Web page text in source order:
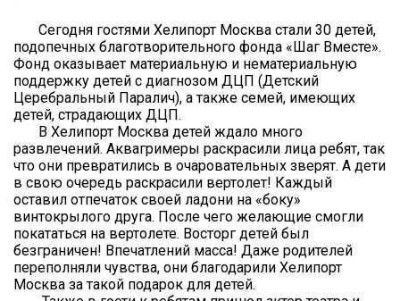
Сегодня гостями Хелипорт Москва стали 30 детей,
подопечных благотворительного фонда «Шаг Вместе».
Фонд оказывает материальную и нематериальную
поддержку детей с диагнозом ДЦП (Детский
Церебральный Паралич), а также семей, имеющих
детей, страдающих ДЦП.
В Хелипорт Москва детей ждало много
развлечений. Аквагримеры раскрасили лица ребят, так
что они превратились в очаровательных зверят. А дети
в свою очередь раскрасили вертолет! Каждый
оставил отпечаток своей ладони на «боку»
винтокрылого друга. После чего желающие смогли
покататься на вертолете. Восторг детей был
безграничен! Впечатлений масса! Даже родителей
переполняли чувства, они благодарили Хелипорт
Москва за такой подарок для детей.